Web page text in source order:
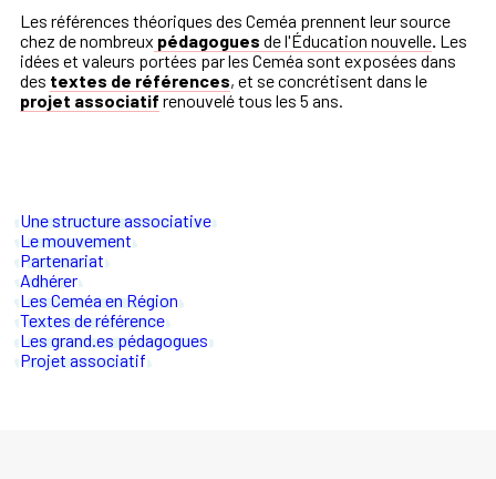
Les références théoriques des Ceméa prennent leur source
chez de nombreux pédagogues de l'Éducation nouvelle Les
idées et valeurs portées par les Ceméa sont exposées dans
des textes de références, et se concrétisent dans le
projet associatif renouvelé tous les 5 ans.
Une structure associative
Le mouvement
Partenariat
Adhérer
Les Ceméa en Région
Textes de référence
Les grand.es pédagogues
Projet associatif